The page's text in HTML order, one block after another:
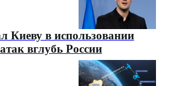
Киеву в использовании
вглубь России